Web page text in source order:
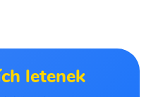
letenek